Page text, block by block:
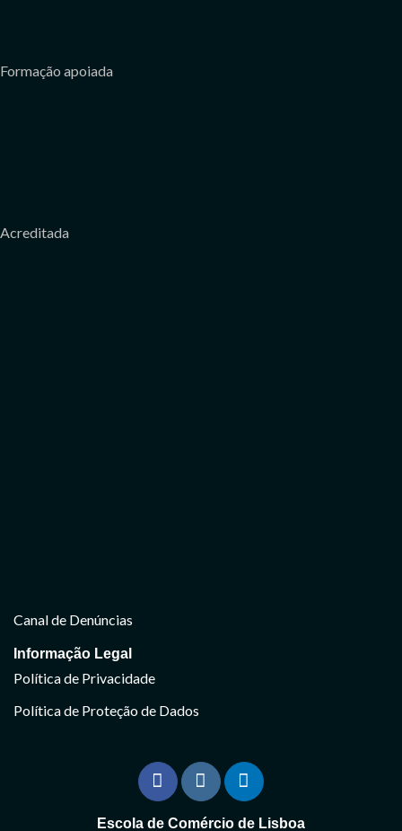
Formação apoiada
Acreditada
Canal de Denúncias
Informação Legal
Política de Privacidade
Política de Proteção de Dados
Escola de Comércio de Lisboa